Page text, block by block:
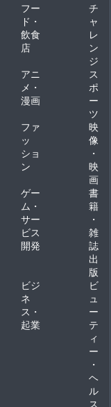
フー
ド・
飲食
店
チ
ャ
レ
ン
ジ
アニ
メ・
漫画
ス
ポ
ー
ツ
ファ
ッ
ショ
ン
映
像
・
映
画
ゲー
ム・
サー
ビス
開発
書
籍
・
雑
誌
出
版
ビジ
ネ
ス・
起業
ビ
ュ
ー
テ
ィ
ー
・
ヘ
ル
ス